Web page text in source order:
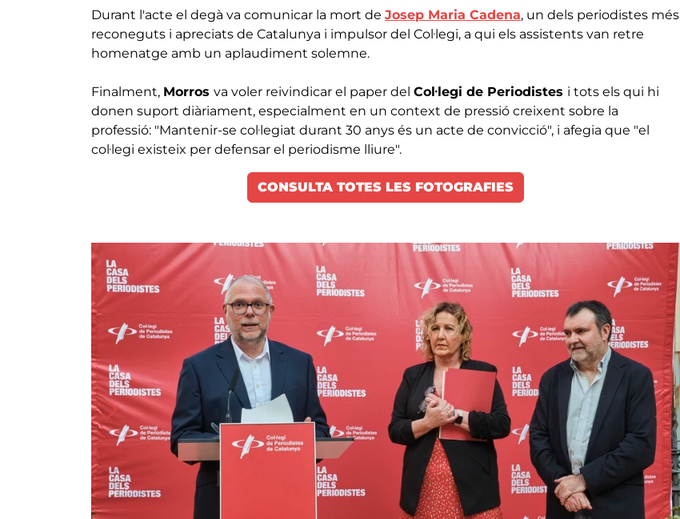
Durant l'acte el degà va comunicar la mort de Josep Maria Cadena, un dels periodistes més
reconeguts i apreciats de Catalunya i impulsor del Col·legi, a qui els assistents van retre
homenatge amb un aplaudiment solemne.
Finalment, Morros va voler reivindicar el paper del Col·legi de Periodistes i tots els qui hi
donen suport diàriament, especialment en un context de pressió creixent sobre la
professió: "Mantenir-se col·legiat durant 30 anys és un acte de convicció", i afegia que "el
col·legi existeix per defensar el periodisme lliure".
CONSULTA TOTES LES FOTOGRAFIES
Imatge